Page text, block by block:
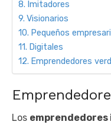
Imitadores
Visionarios
Pequeños
Digitales
Emprendedores
Los